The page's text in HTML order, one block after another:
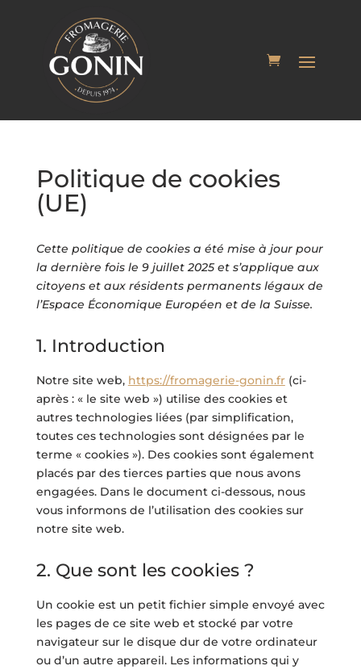
Politique de cookies
(UE)
Cette politique de cookies a été mise à jour pour
la dernière fois le 9 juillet 2025 et s’applique aux
citoyens et aux résidents permanents légaux de
l’Espace Économique Européen et de la Suisse.
1. Introduction
Notre site web, https://fromagerie-gonin.fr(ci-
après : « le site web ») utilise des cookies et
autres technologies liées (par simplification,
toutes ces technologies sont désignées par le
terme « cookies »). Des cookies sont également
placés par des tierces parties que nous avons
engagées. Dans le document ci-dessous, nous
vous informons de l’utilisation des cookies sur
notre site web.
2. Que sont les cookies ?
Un cookie est un petit fichier simple envoyé avec
les pages de ce site web et stocké par votre
navigateur sur le disque dur de votre ordinateur
ou d’un autre appareil. Les informations qui y